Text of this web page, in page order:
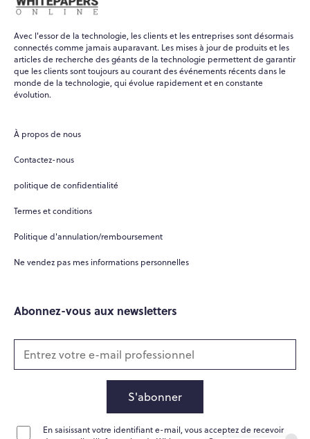
Avec l'essor de la technologie, les clients et les entreprises sont désormais
connectés comme jamais auparavant. Les mises à jour de produits et les
articles de recherche des géants de la technologie permettent de garantir
que les clients sont toujours au courant des événements récents dans le
monde de la technologie, qui évolue rapidement et en constante
évolution.
À propos de nous
Contactez-nous
politique de confidentialité
Termes et conditions
Politique d'annulation/remboursement
Ne vendez pas mes informations personnelles
Abonnez-vous aux newsletters
S'abonner
En saisissant votre identifiant e-mail, vous acceptez de recevoir